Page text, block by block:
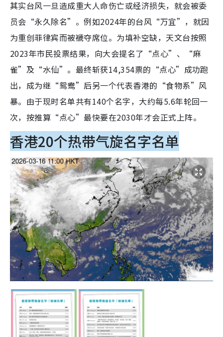
其实台风一旦造成重大人命伤亡或经济损失，就会被委
员会“永久除名”。例如2024年的台风“万宜”，就因
为重创菲律宾而被褫夺席位。为填补空缺，天文台按照
2023年市民投票结果，向大会提名了“点心”、“麻
雀”及“水仙”。最终斩获14,354票的“点心”成功跑
出，成为继“鸳鸯”后另一个代表香港的“食物系”风
暴。由于现时名单共有140个名字，大约每5.6年轮回一
次，按推算“点心”最快要在2030年才会正式上阵。
香港20个热带气旋名字名单